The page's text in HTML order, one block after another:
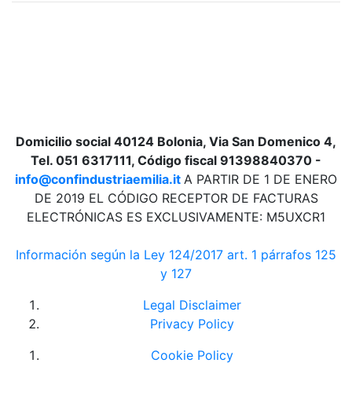
Domicilio social 40124 Bolonia, Via San Domenico 4,
Tel. 051 6317111, Código fiscal 91398840370 -
info@confindustriaemilia.it A PARTIR DE 1 DE ENERO
DE 2019 EL CÓDIGO RECEPTOR DE FACTURAS
ELECTRÓNICAS ES EXCLUSIVAMENTE: M5UXCR1
Información según la Ley 124/2017 art. 1 párrafos 125
y 127
Legal Disclaimer
Privacy Policy
Cookie Policy